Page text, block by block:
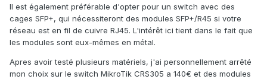
Il est également préférable d'opter pour un switch avec des
cages SFP+, qui nécessiteront des modules SFP+/R45 si votre
réseau est en fil de cuivre RJ45. L'intérêt ici tient dans le fait que
les modules sont eux-mêmes en métal.
Apres avoir testé plusieurs matériels, j'ai personnellement arrêté
mon choix sur le switch MikroTik CRS305 a 140€ et des modules